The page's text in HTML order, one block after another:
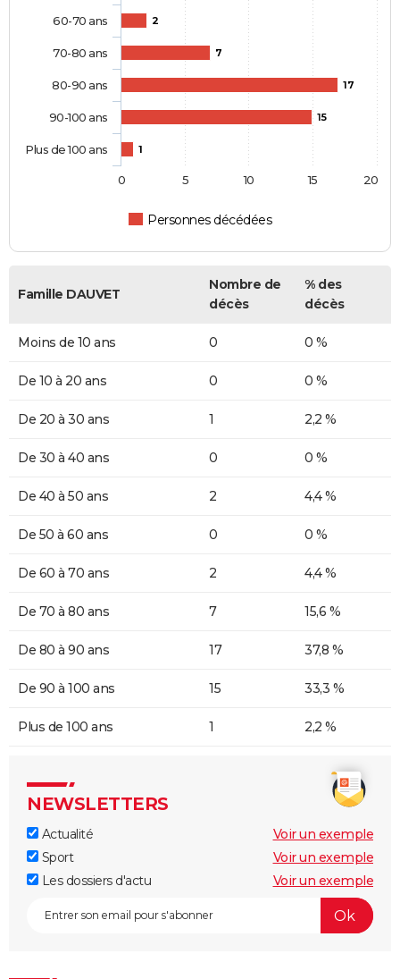
2
7
17
15
1
Personnes décédées
60-70 ans
70-80 ans
80-90 ans
90-100 ans
Plus de 100 ans
0 5 10 15 20
Famille DAUVET
Nombre de
décès
% des
décès
Moins de 10 ans 0 0 %
De 10 à 20 ans 0 0 %
De 20 à 30 ans 1 2,2 %
De 30 à 40 ans 0 0 %
De 40 à 50 ans 2 4,4 %
De 50 à 60 ans 0 0 %
De 60 à 70 ans 2 4,4 %
De 70 à 80 ans 7 15,6 %
De 80 à 90 ans 17 37,8 %
De 90 à 100 ans 15 33,3 %
Plus de 100 ans 1 2,2 %
NEWSLETTERS
Actualité
Voir un exemple
Sport
Voir un exemple
Les dossiers d'actu
Voir un exemple